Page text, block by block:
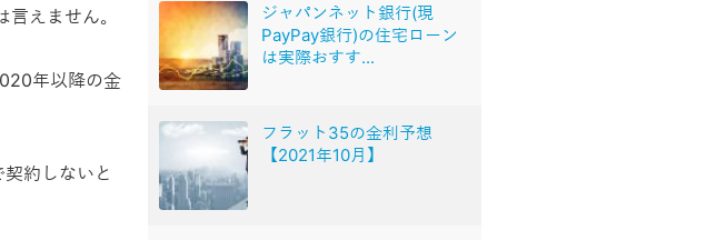
えません。
年以降の金
約しないと
ジャパンネット銀行(現
PayPay銀行)の住宅ローン
は実際おすす...
フラット35の金利予想
【2021年10月】